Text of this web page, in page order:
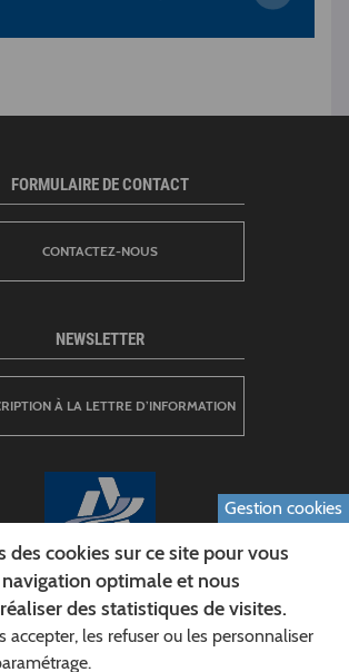
DÉPARTEMENTAL DE L'AISNE
Siège :
FORMULAIRE DE CONTACT
CONTACTEZ-NOUS
NEWSLETTER
À LA LETTRE D’INFORMATION
Gestion cookies
des cookies sur ce site pour vous
optimale et nous
des statistiques de visites.
accepter, les refuser ou les personnaliser